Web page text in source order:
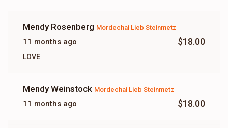
Mendy Rosenberg Mordechai Lieb Steinmetz
11 months ago $18.00
LOVE
Mendy Weinstock Mordechai Lieb Steinmetz
11 months ago $18.00